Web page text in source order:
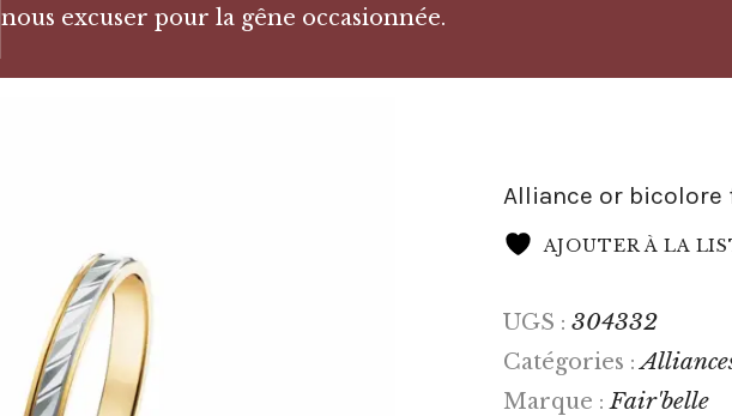
nous excuser pour la gêne occasionnée.
Alliance or bicolore
AJOUTER À LA
UGS : 304332
Catégories :
Marque :Fair'belle